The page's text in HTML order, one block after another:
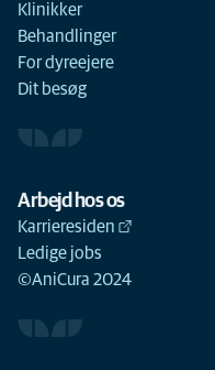
Klinikker
Behandlinger
For dyreejere
Dit besøg
Arbejd hos os
Karrieresiden
Ledige jobs
©AniCura 2024